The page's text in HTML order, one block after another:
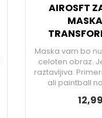
AIROSFT
Maska vam bo
celoten obraz.
raztavljiva.
ali paintball